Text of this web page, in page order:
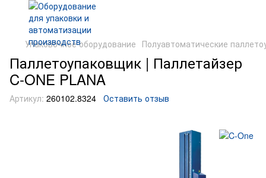
Упаковочное оборудование Полуавтоматические
Паллетоупаковщик | Паллетайзер
C-ONE PLANA
Артикул: 260102.8324 Оставить отзыв